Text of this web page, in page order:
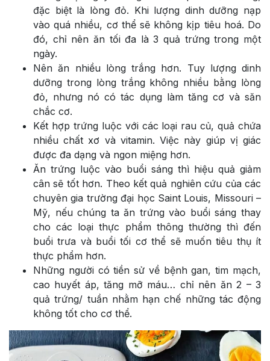
đặc biệt là lòng đỏ. Khi lượng dinh dưỡng nạp
vào quá nhiều, cơ thể sẽ không kịp tiêu hoá. Do
đó, chỉ nên ăn tối đa là 3 quả trứng trong một
ngày.
Nên ăn nhiều lòng trắng hơn. Tuy lượng dinh
dưỡng trong lòng trắng không nhiều bằng lòng
đỏ, nhưng nó có tác dụng làm tăng cơ và săn
chắc cơ.
Kết hợp trứng luộc với các loại rau củ, quả chứa
nhiều chất xơ và vitamin. Việc này giúp vị giác
được đa dạng và ngon miệng hơn.
Ăn trứng luộc vào buổi sáng thì hiệu quả giảm
cân sẽ tốt hơn. Theo kết quả nghiên cứu của các
chuyên gia trường đại học Saint Louis, Missouri –
Mỹ, nếu chúng ta ăn trứng vào buổi sáng thay
cho các loại thực phẩm thông thường thì đến
buổi trưa và buổi tối cơ thể sẽ muốn tiêu thụ ít
thực phẩm hơn.
Những người có tiền sử về bệnh gan, tim mạch,
cao huyết áp, tăng mỡ máu… chỉ nên ăn 2 – 3
quả trứng/ tuần nhằm hạn chế những tác động
không tốt cho cơ thể.